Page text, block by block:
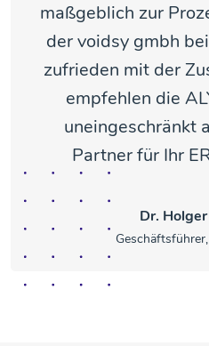
maßgeblich zur
der voidsy gmbh
zufrieden mit der
empfehlen die
uneingeschränkt
Partner für Ihr
Dr.